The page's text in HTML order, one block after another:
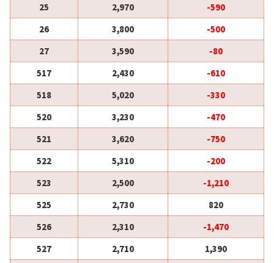
25
2,970
-590
26
3,800
-500
27
3,590
-80
517
2,430
-610
518
5,020
-330
520
3,230
-470
521
3,620
-750
522
5,310
-200
523
2,500
-1,210
525
2,730
820
526
2,310
-1,470
527
2,710
1,390